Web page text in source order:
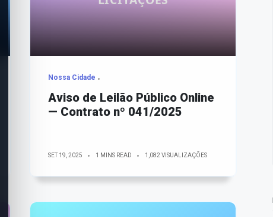
Nossa Cidade
Aviso de Leilão Público Online
— Contrato nº 041/2025
SET 19, 2025 1 MINS READ 1,082 VISUALIZAÇÕES